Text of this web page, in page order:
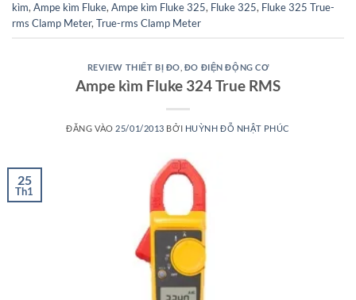
kìm,Ampe kìm Fluke,Ampe kìm Fluke 325, Fluke 325, Fluke 325 True-
rms Clamp Meter,True-rms Clamp Meter
REVIEW THIẾT BỊ ĐO ĐO ĐIỆN ĐỘNG CƠ
Ampe kìm Fluke 324 True RMS
ĐĂNG VÀO 25/01/2013 BỞI HUỲNH ĐỖ NHẬT PHÚC
25
Th1